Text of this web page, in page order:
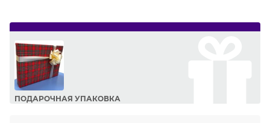
ПОДАРОЧНАЯ УПАКОВКА